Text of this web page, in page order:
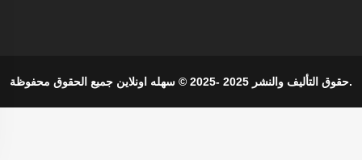
حقوق التأليف والنشر 2025 -2025 © سهله اونلاين جميع الحقوق محفوظة.